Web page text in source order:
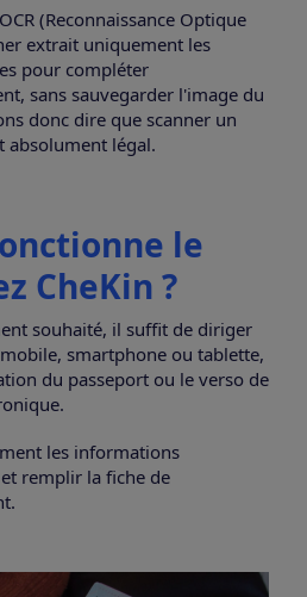
(Reconnaissance Optique
extrait uniquement les
pour compléter
sans sauvegarder l'image du
donc dire que scanner un
absolument légal.
le
CheKin ?
souhaité, il suffit de diriger
smartphone ou tablette,
du passeport ou le verso de
les informations
remplir la fiche de